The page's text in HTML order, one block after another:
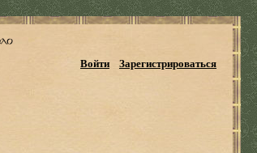
Войти Зарегистрироваться